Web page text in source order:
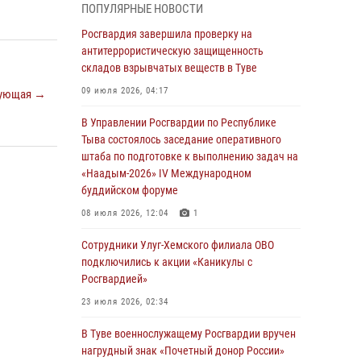
→
детей в детских лагерях Тувы
31 июля 2026, 03:49 2
Сотрудники вневедомственной охраны
приняли участие в акции «Каникулы с
29 июля 2026, 09:41
26 сигналов «Тревога» с автотранспортов
отработали экипажи задержаний Росгвардии
в Туве с начала года
29 июля 2026, 08:37 1
В Туве офицер Росгвардии подвела итоги
юбилейного личного забега
28 июля 2026, 07:48
Чемпионата Тувы по национальной игре -
стрельбе из традиционного лука
ПОПУЛЯРНЫЕ НОВОСТИ
Росгвардия завершила проверку на
антитеррористическую защищенность
складов взрывчатых веществ в Туве
09 июля 2026, 04:17
В Управлении Росгвардии по Республике
Тыва состоялось заседание оперативного
штаба по подготовке к выполнению задач на
«Наадым-2026» IV Международном
буддийском форуме
08 июля 2026, 12:04 1
Сотрудники Улуг-Хемского филиала ОВО
подключились к акции «Каникулы с
Росгвардией»
23 июля 2026, 02:34
В Туве военнослужащему Росгвардии вручен
нагрудный знак «Почетный донор России»